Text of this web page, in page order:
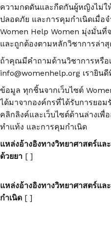
ความกดดันและกีดกันผู้หญิงไม่ใ
ปลอดภัย และการคุมกำเนิดเมื่อจ
Women Help Women มุ่งมั่น
และถูกต้องตามหลักวิชาการล่า
ถ้าคุณมีคำถามด้านวิชาการหรือ
info@womenhelp.org เรายิ
ข้อมูล ทุกชิ้นจากเว็บไซต์
ได้มาจากองค์กรที่ได้รับการยอ
คลิกลิงค์และเว็บไซต์ด้านล่างเพื่
ทำแท้ง และการคุมกำเนิด
แหล่งอ้างอิงทางวิทยาศาสตร์แ
ด้วยยา [ ]
แหล่งอ้างอิงทางวิทยาศาสตร์แล
กำเนิด [ ]